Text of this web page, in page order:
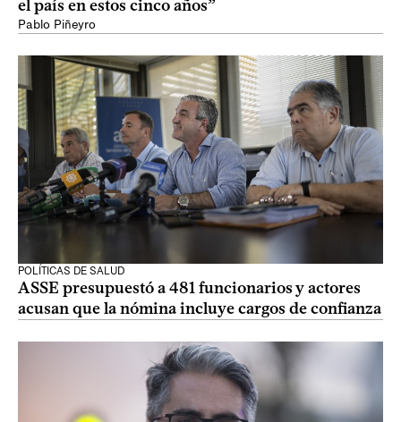
el país en estos cinco años”
Pablo Piñeyro
POLÍTICAS DE SALUD
ASSE presupuestó a 481 funcionarios y actores
acusan que la nómina incluye cargos de confianza